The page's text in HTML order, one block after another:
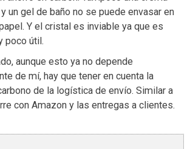
un gel de baño no se puede envasar en
Y el cristal es inviable ya que es
poco útil.
aunque esto ya no depende
de mí, hay que tener en cuenta la
de la logística de envío. Similar a
con Amazon y las entregas a clientes.